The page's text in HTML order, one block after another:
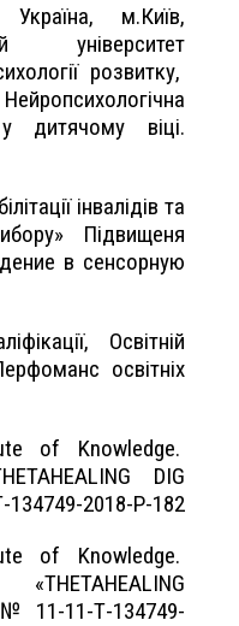
м.Київ,
університет
розвитку,
дитячому віці.
інвалідів та
Підвищеня
в сенсорную
Освітній
освітніх
of Knowledge.
DIG
134749-2018-Р-182
of Knowledge.
№ 11-11-Т-134749-